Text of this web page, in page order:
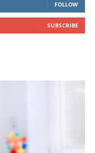
FOLLOW
SUBSCRIBE